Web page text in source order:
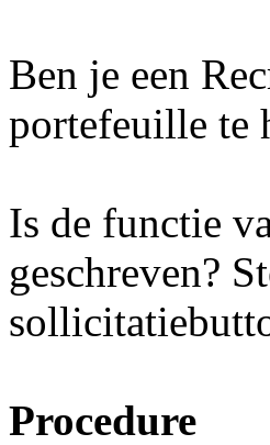
Ben je een
portefeuille te
Is de functie
geschreven?
Procedure